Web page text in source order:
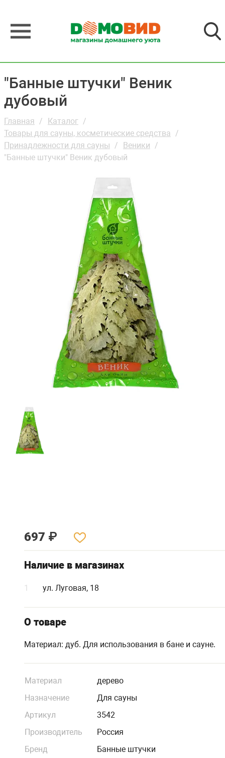
"Банные штучки" Веник
дубовый
Главная
Каталог
Товары для сауны, косметические средства
Принадлежности для сауны
Веники
"Банные штучки" Веник дубовый
697 ₽
Наличие в магазинах
1 ул. Луговая, 18
О товаре
Материал: дуб. Для использования в бане и сауне.
Материал
дерево
Назначение
Для сауны
Артикул
3542
Производитель
Россия
Бренд
Банные штучки